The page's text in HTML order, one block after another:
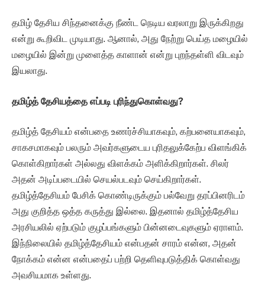
தமிழ் தேசிய சிந்தனைக்கு நீண்ட நெடிய வரலாறு இருக்கிறது
என்று கூறிவிட முடியாது. ஆனால், அது நேற்று பெய்த மழையில்
மழையில் இன்று முளைத்த காளான் என்று புறந்தள்ளி விடவும்
இயலாது.
தமிழ்த் தேசியத்தை எப்படி புரிந்துகொள்வது?
தமிழ்த் தேசியம் என்பதை உணர்ச்சியாகவும், கற்பனையாகவும்,
சாகசமாகவும் பலரும் அவர்களுடைய புரிதலுக்கேற்ப விளங்கிக்
கொள்கிறார்கள் அல்லது விளக்கம் அளிக்கிறார்கள். சிலர்
அதன் அடிப்படையில் செயல்படவும் செய்கிறார்கள்.
தமிழ்த்தேசியம் பேசிக் கொண்டிருக்கும் பல்வேறு தரப்பினரிடம்
அது குறித்த ஒத்த கருத்து இல்லை. இதனால் தமிழ்த்தேசிய
அரசியலில் ஏற்படும் குழப்பங்களும் பின்னடைவுகளும் ஏராளம்.
இந்நிலையில் தமிழ்த்தேசியம் என்பதன் சாரம் என்ன, அதன்
நோக்கம் என்ன என்பதைப் பற்றி தெளிவுபடுத்திக் கொள்வது
அவசியமாக உள்ளது.